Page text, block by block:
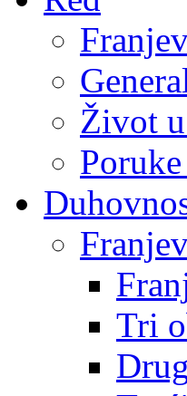
Život
Tri